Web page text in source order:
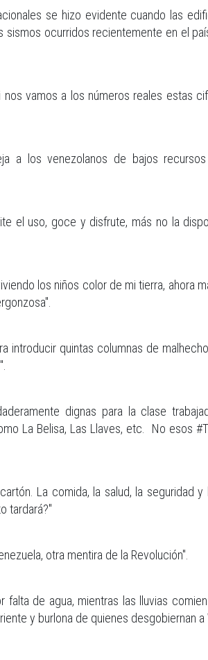
se hizo evidente cuando las
ocurridos recientemente en el
vamos a los números reales estas
a los venezolanos de bajos
el uso, goce y disfrute, más no la
los niños color de mi tierra, ahora
introducir quintas columnas de
dignas para la clase
La Belisa, Las Llaves, etc. No esos
La comida, la salud, la seguridad
tardará?"
otra mentira de la Revolución".
falta de agua, mientras las lluvias
y burlona de quienes desgobiernan a